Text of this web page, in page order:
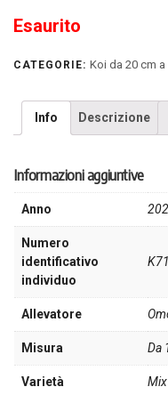
Esaurito
CATEGORIE: Koi da 20 cm a
Info Descrizione
Informazioni aggiuntive
Anno
Numero
identificativo
individuo
K71
Allevatore
Misura Da
Varietà Mix